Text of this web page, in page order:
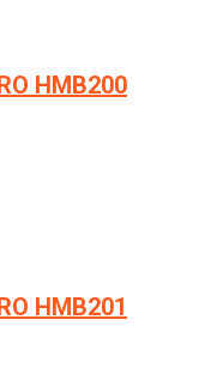
HMB200
HMB201